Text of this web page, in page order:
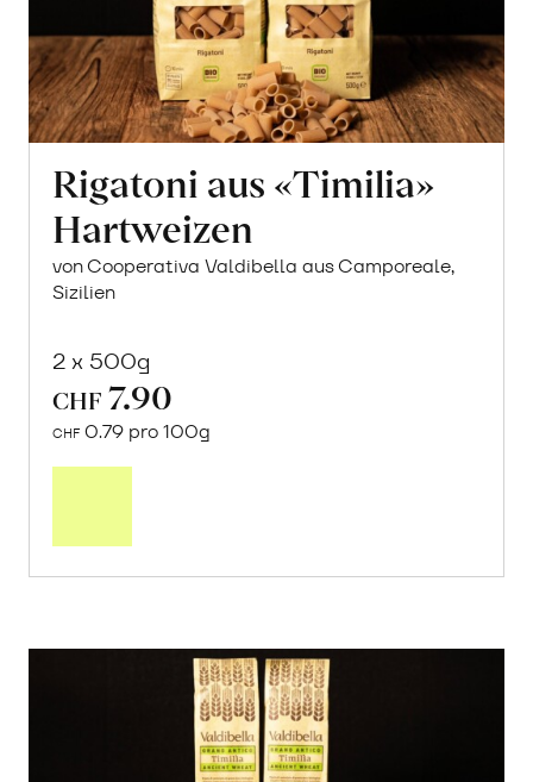
Rigatoni aus «Timilia»
Hartweizen
von Cooperativa Valdibella aus Camporeale,
Sizilien
2 x 500g
CHF 7.90
CHF 0.79 pro 100g